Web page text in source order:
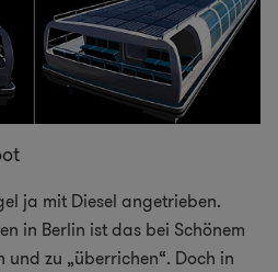
ja mit Diesel angetrieben.
in Berlin ist das bei Schönem
zu „überrichen“. Doch in